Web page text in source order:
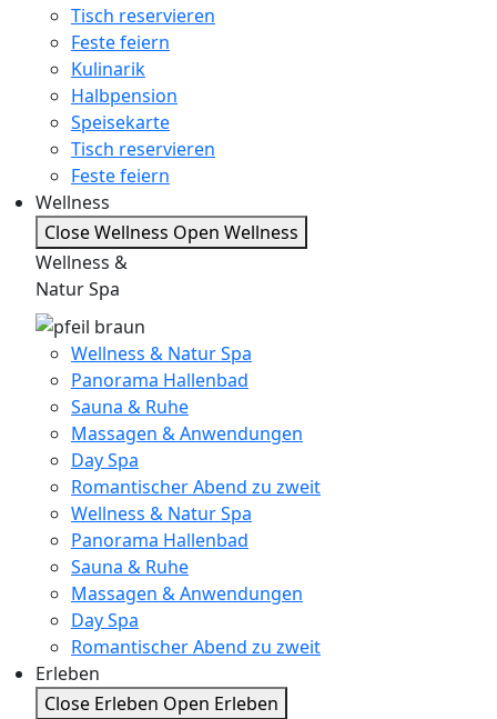
Tisch reservieren
Feste feiern
Kulinarik
Halbpension
Speisekarte
Tisch reservieren
Feste feiern
Wellness
Close Wellness Open Wellness
Wellness &
Natur Spa
Wellness & Natur Spa
Panorama Hallenbad
Sauna & Ruhe
Massagen & Anwendungen
Day Spa
Romantischer Abend zu zweit
Wellness & Natur Spa
Panorama Hallenbad
Sauna & Ruhe
Massagen & Anwendungen
Day Spa
Romantischer Abend zu zweit
Erleben
Close Erleben Open Erleben